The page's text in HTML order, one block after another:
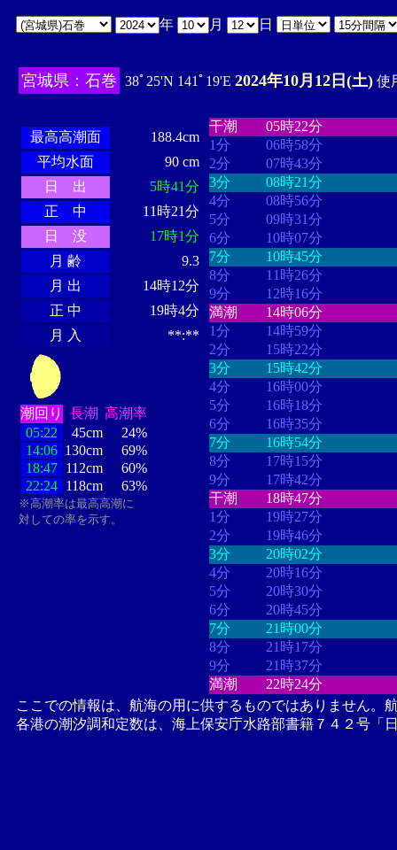
年 月 日
宮城県：石巻 38ﾟ25'N 141ﾟ19'E 2024年10月12日(土) 使
最高高潮面
188.4cm
平均水面
90 cm
日 出
5時41分
正 中
11時21分
日 没
17時1分
月 齢
9.3
月 出
14時12分
正 中
19時4分
月 入
**:**
潮回り 長潮 高潮率
05:22
45cm
24%
14:06 130cm
69%
18:47 112cm
60%
22:24 118cm 63%
※高潮率は最高高潮に
対しての率を示す。
干潮
05時22分
1分
06時58分
2分
07時43分
3分
08時21分
4分
08時56分
5分
09時31分
6分
10時07分
7分
10時45分
8分
11時26分
9分
12時16分
満潮
14時06分
1分
14時59分
2分
15時22分
3分
15時42分
4分
16時00分
5分
16時18分
6分
16時35分
7分
16時54分
8分
17時15分
9分
17時42分
干潮
18時47分
1分
19時27分
2分
19時46分
3分
20時02分
4分
20時16分
5分
20時30分
6分
20時45分
7分
21時00分
8分
21時17分
9分
21時37分
満潮
22時24分
ここでの情報は、航海の用に供するものではありません。
各港の潮汐調和定数は、海上保安庁水路部書籍７４２号「